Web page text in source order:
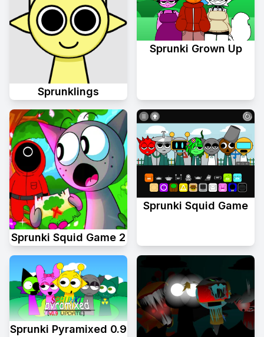
Sprunklings
Sprunki Grown Up
Sprunki Squid Game 2
Sprunki Squid Game
Sprunki Pyramixed 0.9